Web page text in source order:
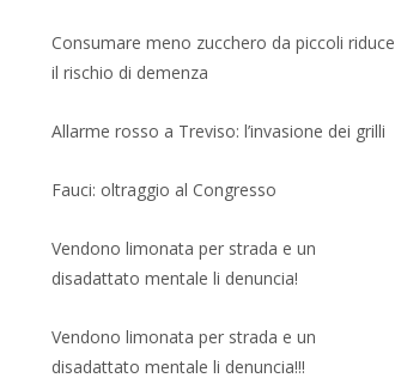
Consumare meno zucchero da piccoli riduce
il rischio di demenza
Allarme rosso a Treviso: l’invasione dei grilli
Fauci: oltraggio al Congresso
Vendono limonata per strada e un
disadattato mentale li denuncia!
Vendono limonata per strada e un
disadattato mentale li denuncia!!!